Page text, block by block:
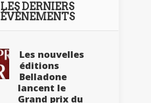
LES DERNIERS
ÉVÈNEMENTS
Les nouvelles
éditions
Belladone
lancent le
Grand prix du